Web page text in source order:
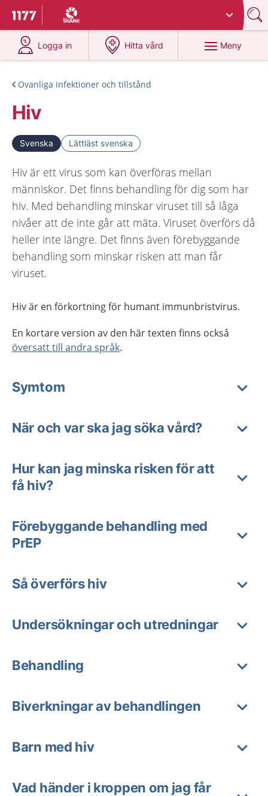
Till startsidan för 1177
Du har valt region
Logga in
på 1177.se
Hitta vård
på 1177.se
Meny
Ovanliga infektioner och tillstånd
Hiv
Svenska Lättläst svenska
Hiv är ett virus som kan överföras mellan
människor. Det finns behandling för dig som har
hiv. Med behandling minskar viruset till så låga
nivåer att de inte går att mäta. Viruset överförs då
heller inte längre. Det finns även förebyggande
behandling som minskar risken att man får
viruset.
Hiv är en förkortning för humant immunbristvirus.
En kortare version av den här texten finns också
översatt till andra språk.
Symtom
När och var ska jag söka vård?
Hur kan jag minska risken för att
få hiv?
Förebyggande behandling med
PrEP
Så överförs hiv
Undersökningar och utredningar
Behandling
Biverkningar av behandlingen
Barn med hiv
Vad händer i kroppen om jag får